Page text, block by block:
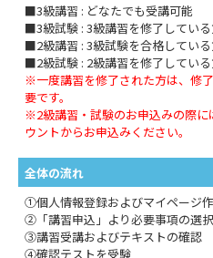
■3級講習 : どなたでも受講可能
■3級試験 : 3級講習を修了してい
■2級講習 : 3級試験を合格してい
■2級試験 : 2級講習を修了してい
※一度講習を修了された方は、修
要です。
※2級講習・試験のお申込みの際に
ウントからお申込みください。
全体の流れ
①個人情報登録およびマイページ
②「講習申込」より必要事項の選
③講習受講およびテキストの確認
④確認テストを受験